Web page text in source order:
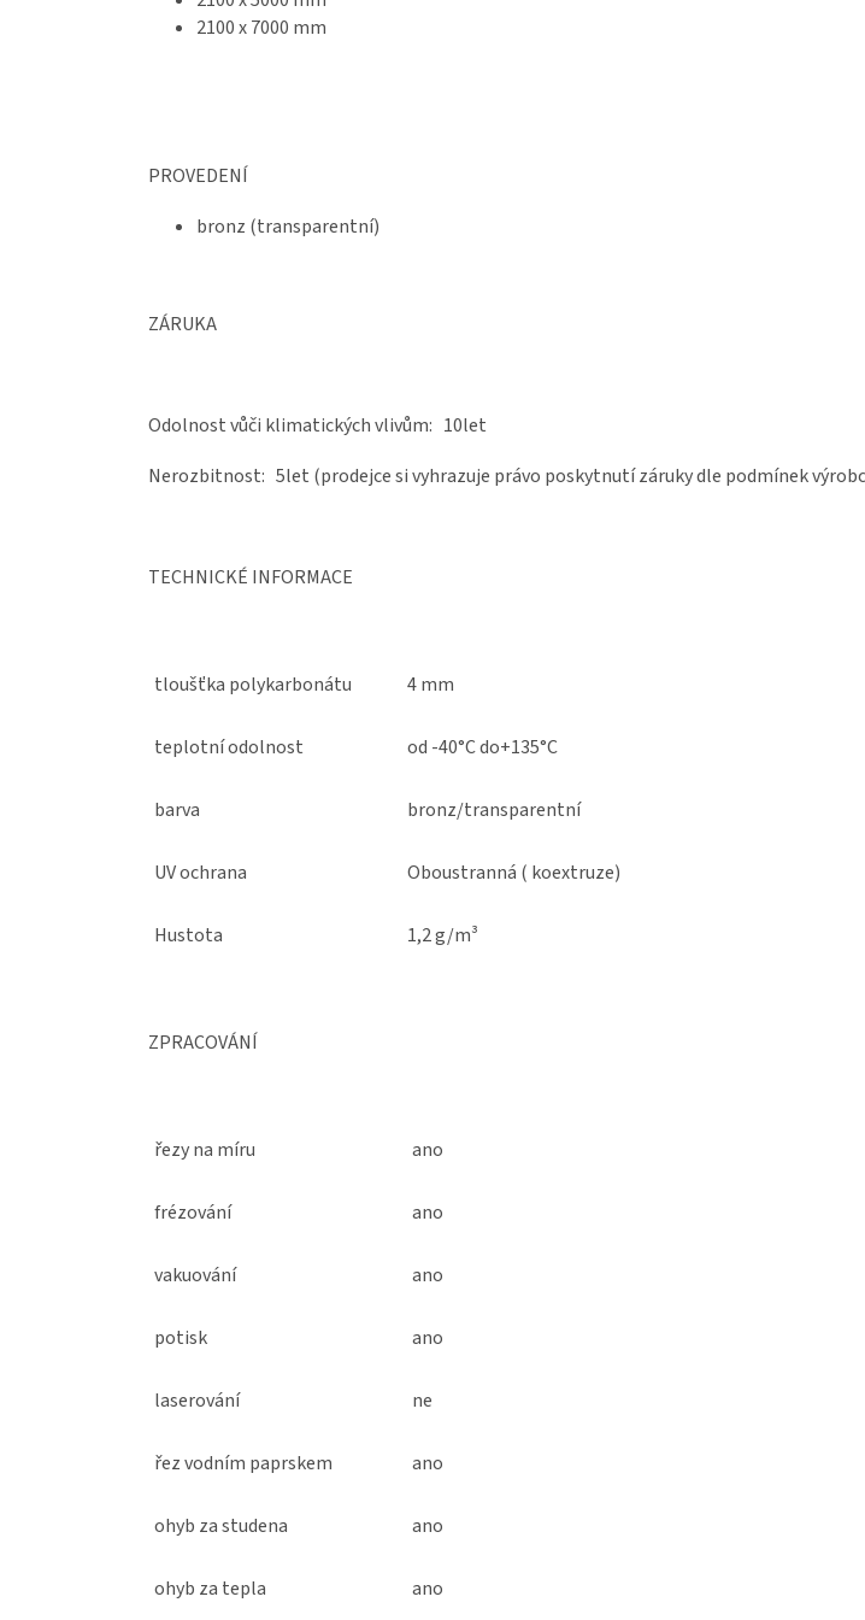
2100 x 7000 mm
PROVEDENÍ
bronz (transparentní)
ZÁRUKA
Odolnost vůči klimatických vlivům: 10let
Nerozbitnost: 5let (prodejce si vyhrazuje právo poskytnutí záruky dle podmínek
TECHNICKÉ INFORMACE
tloušťka polykarbonátu 4 mm
teplotní odolnost od -40°C do+135°C
barva bronz/transparentní
UV ochrana Oboustranná ( koextruze)
Hustota 1,2 g/m³
ZPRACOVÁNÍ
řezy na míru ano
frézování ano
vakuování ano
potisk ano
laserování ne
řez vodním paprskem ano
ohyb za studena ano
ohyb za tepla ano